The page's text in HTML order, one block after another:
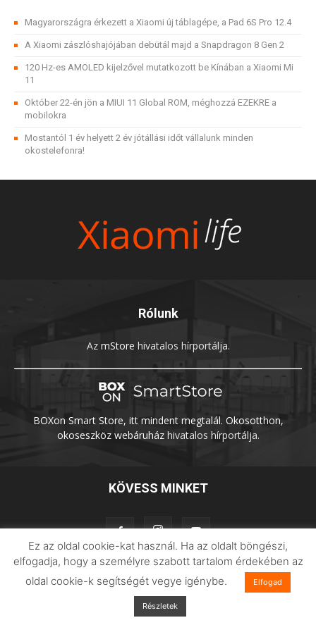
Magyarországra érkezett a Xiaomi új táblagépe, a Pad 6S Pro 12.4
A Xiaomi zászlóshajójában debütál majd a Snapdragon 8 Gen 2
120 Hz-es AMOLED kijelzővel mutatkozott be Kínában a Xiaomi Mi
11
Október 22-én jön a MIUI 11 Global ROM, méghozzá EZEKRE a
mobilokra
Mostantól 1 év helyett 2 év jótállási időt vállalunk minden
okostelefonra!
Rólunk
Az mStore hivatalos hírportálja.
BOXon Smart Store, itt mindent megtalál. Okosotthon,
okoseszköz webáruházhivatalos hírportálja.
KÖVESS MINKET
Adatvédelem Impresszum Imilab
© 2026 Xiaomilife | Minden jog fenntartva.
Ez az oldal cookie-kat használ. Ha az oldalt böngészi,
elfogadja, hogy a személyre szabott tartalom érdekében az
oldal cookie-k segítségét vegye igénybe.
Elfogad
Részletek